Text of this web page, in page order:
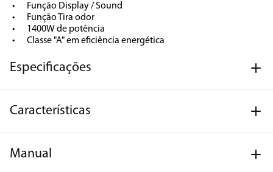
•	Função Display / Sound
•	Função Tira odor
•	1400W de potência
•	Classe "A" em eficiência energética
Especificações
Características
Manual